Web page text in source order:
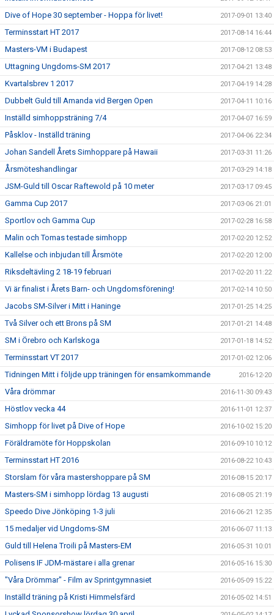
Dive of Hope 30 september - Hoppa för livet! 2017-09-01 13:40
Terminsstart HT 2017 2017-08-14 16:44
Masters-VM i Budapest 2017-08-12 08:53
Uttagning Ungdoms-SM 2017 2017-04-21 13:48
Kvartalsbrev 1 2017 2017-04-19 14:28
Dubbelt Guld till Amanda vid Bergen Open 2017-04-11 10:16
Inställd simhoppsträning 7/4 2017-04-07 16:59
Påsklov - Inställd träning 2017-04-06 22:34
Johan Sandell Årets Simhoppare på Hawaii 2017-03-31 11:26
Årsmöteshandlingar 2017-03-29 14:18
JSM-Guld till Oscar Raftewold på 10 meter 2017-03-17 09:45
Gamma Cup 2017 2017-03-06 21:01
Sportlov och Gamma Cup 2017-02-28 16:58
Malin och Tomas testade simhopp 2017-02-20 12:52
Kallelse och inbjudan till Årsmöte 2017-02-20 12:00
Riksdeltävling 2 18-19 februari 2017-02-20 11:22
Vi är finalist i Årets Barn- och Ungdomsförening! 2017-02-14 10:50
Jacobs SM-Silver i Mitt i Haninge 2017-01-25 14:25
Två Silver och ett Brons på SM 2017-01-21 14:48
SM i Örebro och Karlskoga 2017-01-18 14:52
Terminsstart VT 2017 2017-01-02 12:06
Tidningen Mitt i följde upp träningen för ensamkommande 2016-12-20
Våra drömmar 2016-11-30 09:43
Höstlov vecka 44 2016-11-01 12:37
Simhopp för livet på Dive of Hope 2016-10-02 15:20
Föräldramöte för Hoppskolan 2016-09-10 10:12
Terminsstart HT 2016 2016-08-22 10:43
Storslam för våra mastershoppare på SM 2016-08-15 20:17
Masters-SM i simhopp lördag 13 augusti 2016-08-05 21:19
Speedo Dive Jönköping 1-3 juli 2016-06-21 12:35
15 medaljer vid Ungdoms-SM 2016-06-07 11:13
Guld till Helena Troili på Masters-EM 2016-05-31 10:01
Polisens IF JDM-mästare i alla grenar 2016-05-16 15:30
"Våra Drömmar" - Film av Sprintgymnasiet 2016-05-09 15:22
Inställd träning på Kristi Himmelsfärd 2016-05-02 14:51